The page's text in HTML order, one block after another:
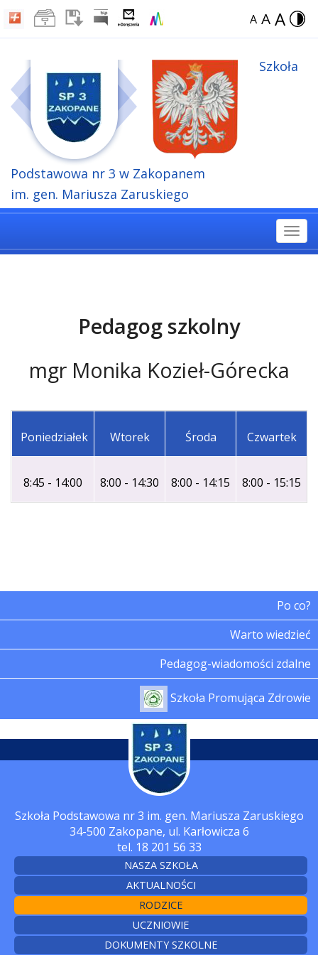
A A A
Szkoła
Podstawowa nr 3 w Zakopanem
im. gen. Mariusza Zaruskiego
Pedagog szkolny
mgr Monika Kozieł-Górecka
Poniedziałek Wtorek Środa Czwartek
8:45 - 14:00 8:00 - 14:30 8:00 - 14:15 8:00 - 15:15
Po co?
Warto wiedzieć
Pedagog-wiadomości zdalne
Szkoła Promująca Zdrowie
Szkoła Podstawowa nr 3 im. gen. Mariusza Zaruskiego
34-500 Zakopane, ul. Karłowicza 6
tel. 18 201 56 33
NASZA SZKOŁA
AKTUALNOŚCI
RODZICE
UCZNIOWIE
DOKUMENTY SZKOLNE